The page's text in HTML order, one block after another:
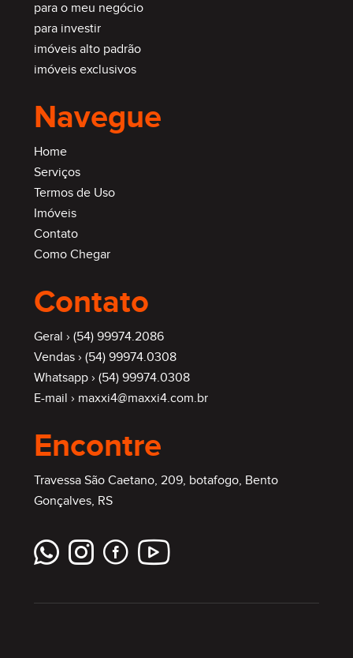
para o meu negócio
para investir
imóveis alto padrão
imóveis exclusivos
Navegue
Home
Serviços
Termos de Uso
Imóveis
Contato
Como Chegar
Contato
Geral › (54) 99974.2086
Vendas › (54) 99974.0308
Whatsapp › (54) 99974.0308
E-mail › maxxi4@maxxi4.com.br
Encontre
Travessa São Caetano, 209, botafogo, Bento
Gonçalves, RS